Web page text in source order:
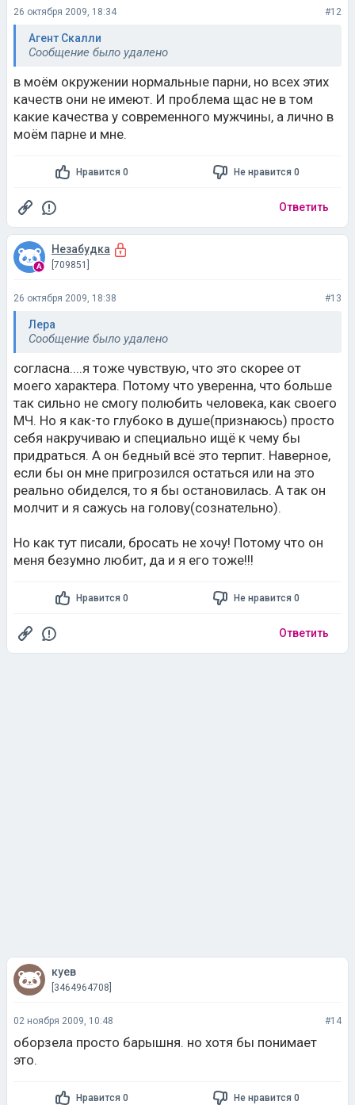
26 октября 2009, 18:34 #12
Агент Скалли
Сообщение было удалено
в моём окружении нормальные парни, но всех этих
качеств они не имеют. И проблема щас не в том
какие качества у современного мужчины, а лично в
моём парне и мне.
Нравится 0 Не нравится 0
Ответить
Незабудка
[709851]
26 октября 2009, 18:38 #13
Лера
Сообщение было удалено
согласна....я тоже чувствую, что это скорее от
моего характера. Потому что уверенна, что больше
так сильно не смогу полюбить человека, как своего
МЧ. Но я как-то глубоко в душе(признаюсь) просто
себя накручиваю и специально ищё к чему бы
придраться. А он бедный всё это терпит. Наверное,
если бы он мне пригрозился остаться или на это
реально обиделся, то я бы остановилась. А так он
молчит и я сажусь на голову(сознательно).
Но как тут писали, бросать не хочу! Потому что он
меня безумно любит, да и я его тоже!!!
Нравится 0 Не нравится 0
Ответить
куев
[3464964708]
02 ноября 2009, 10:48 #14
оборзела просто барышня. но хотя бы понимает
это.
Нравится 0 Не нравится 0